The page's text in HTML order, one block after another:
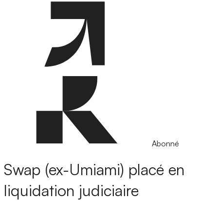
Abonné
Swap (ex-Umiami) placé en
liquidation judiciaire